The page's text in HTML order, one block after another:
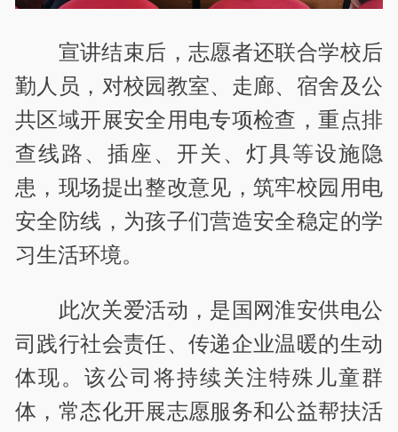
宣讲结束后，志愿者还联合学校后
勤人员，对校园教室、走廊、宿舍及公
共区域开展安全用电专项检查，重点排
查线路、插座、开关、灯具等设施隐
患，现场提出整改意见，筑牢校园用电
安全防线，为孩子们营造安全稳定的学
习生活环境。
此次关爱活动，是国网淮安供电公
司践行社会责任、传递企业温暖的生动
体现。该公司将持续关注特殊儿童群
体，常态化开展志愿服务和公益帮扶活